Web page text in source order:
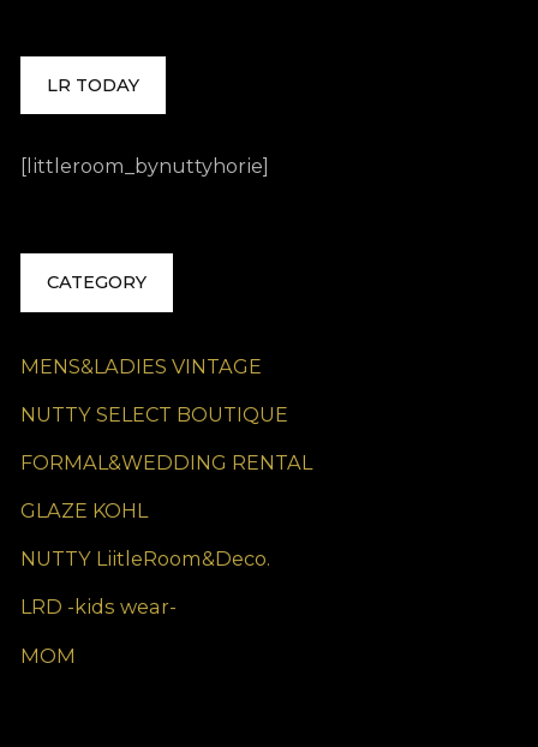
LR TODAY
[littleroom_bynuttyhorie]
CATEGORY
MENS&LADIES VINTAGE
NUTTY SELECT BOUTIQUE
FORMAL&WEDDING RENTAL
GLAZE KOHL
NUTTY LiitleRoom&Deco.
LRD -kids wear-
MOM